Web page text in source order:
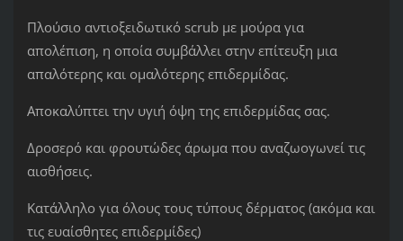
Πλούσιο αντιοξειδωτικό scrub με μούρα για
απολέπιση, η οποία συμβάλλει στην επίτευξη μια
απαλότερης και ομαλότερης επιδερμίδας.
Αποκαλύπτει την υγιή όψη της επιδερμίδας σας.
Δροσερό και φρουτώδες άρωμα που αναζωογωνεί τις
αισθήσεις.
Κατάλληλο για όλους τους τύπους δέρματος (ακόμα και
τις ευαίσθητες επιδερμίδες)